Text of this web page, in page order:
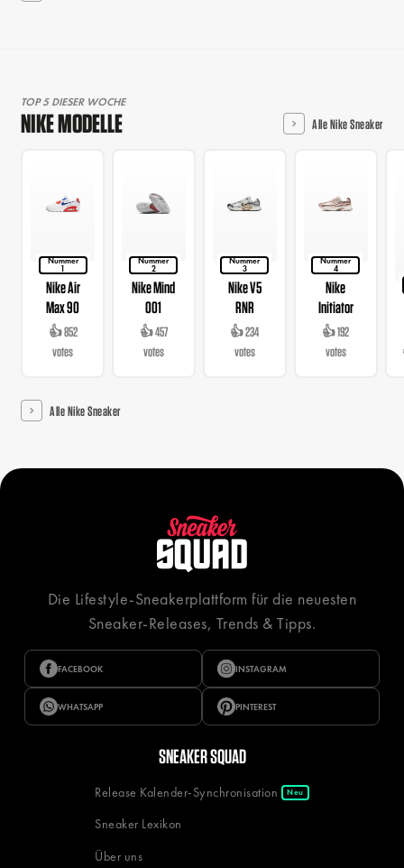
TOP 5 DIESER WOCHE
NIKE MODELLE Alle Nike Sneaker
Nummer
1
Nike Air
Max 90
👍 852
votes
Nummer
2
Nike Mind
001
👍 457
votes
Nummer
3
Nike V5
RNR
👍 234
votes
Nummer
4
Nike
Initiator
👍 192
votes
Alle Nike Sneaker
Die Lifestyle-Sneakerplattform für die neuesten
Sneaker-Releases, Trends & Tipps.
FACEBOOK INSTAGRAM
WHATSAPP PINTEREST
SNEAKER SQUAD
Release Kalender-Synchronisation Neu
Sneaker Lexikon
Über uns